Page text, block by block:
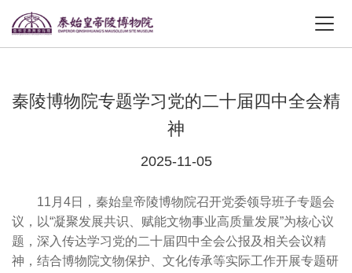
秦陵博物院专题学习党的二十届四中全会精
神
2025-11-05
11月4日，秦始皇帝陵博物院召开党委领导班子专题会
议，以“凝聚发展共识、赋能文物事业高质量发展”为核心议
题，深入传达学习党的二十届四中全会公报及相关会议精
神，结合博物院文物保护、文化传承等实际工作开展专题研